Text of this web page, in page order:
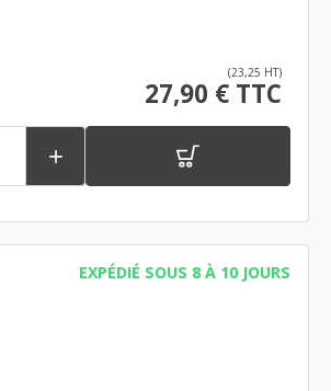
(23,25 HT)
27,90 € TTC

EXPÉDIÉ SOUS 8 À 10 JOURS